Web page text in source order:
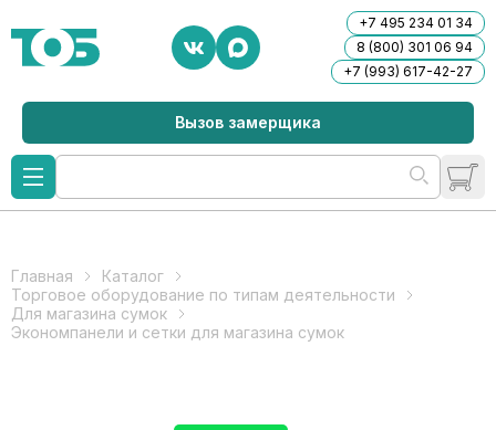
+7 495 234 01 34
8 (800) 301 06 94
+7 (993) 617-42-27
Вызов замерщика
Главная
Каталог
Торговое оборудование по типам деятельности
Для магазина сумок
Экономпанели и сетки для магазина сумок